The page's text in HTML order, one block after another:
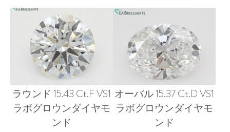
ラウンド 15.43 Ct.F VS1
ラボグロウンダイヤモ
ンド
オーバル 15.37 Ct.D VS1
ラボグロウンダイヤモ
ンド